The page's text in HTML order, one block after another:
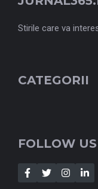
Stirile care va
CATEGORII
FOLLOW US